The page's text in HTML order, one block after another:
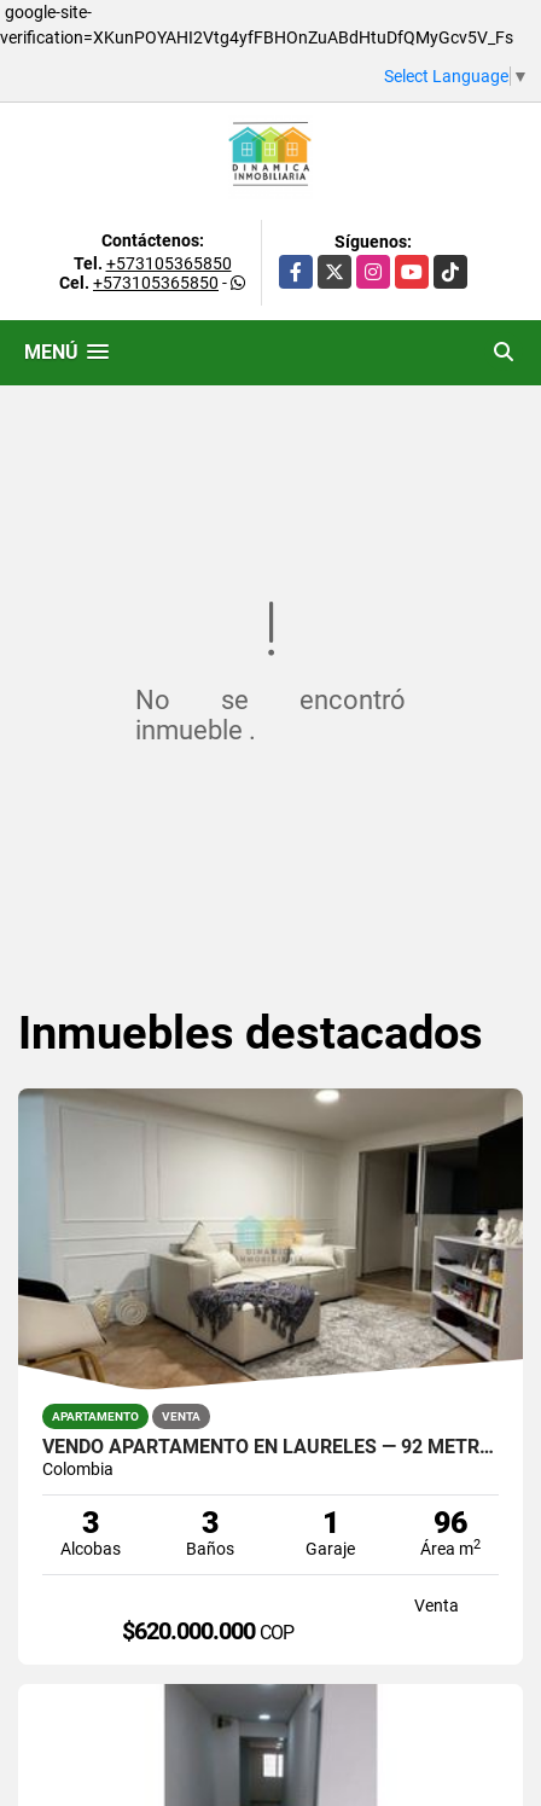
google-site-
verification=XKunPOYAHI2Vtg4yfFBHOnZuABdHtuDfQMyGcv5V_Fs
Select Language ▼
Contáctenos:
Tel. +573105365850
Cel. +573105365850 -
Síguenos:
Facebook
X InstagramYouTubeTikTok
MENÚ
No se encontró
inmueble .
Inmuebles destacados
APARTAMENTO VENTA
VENDO APARTAMENTO EN LAURELES — 92 METROS.
Colombia
3
Alcobas
3
Baños
1
Garaje
96
Área m2
Venta
$620.000.000 COP